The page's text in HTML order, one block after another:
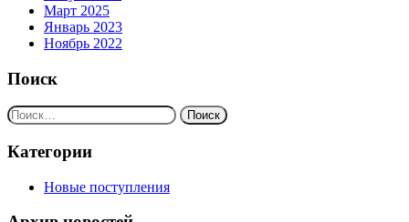
Март 2025
Январь 2023
Ноябрь 2022
Поиск
Найти:
Категории
Новые поступления